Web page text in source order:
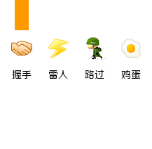
握手 雷人 路过 鸡蛋